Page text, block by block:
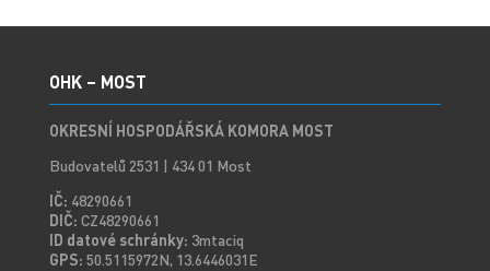
OHK – MOST
OKRESNÍ HOSPODÁŘSKÁ KOMORA MOST
Budovatelů 2531 | 434 01 Most
IČ: 48290661
DIČ: CZ48290661
ID datové schránky: 3mtaciq
GPS: 50.5115972N, 13.6446031E